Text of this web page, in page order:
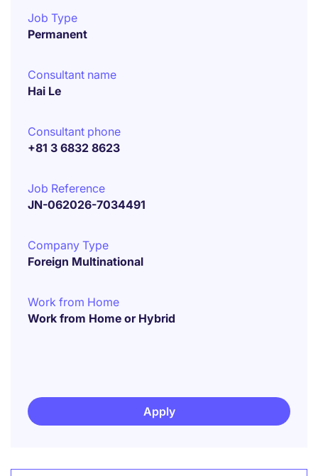
Job Type
Permanent
Consultant name
Hai Le
Consultant phone
+81 3 6832 8623
Job Reference
JN-062026-7034491
Company Type
Foreign Multinational
Work from Home
Work from Home or Hybrid
Apply